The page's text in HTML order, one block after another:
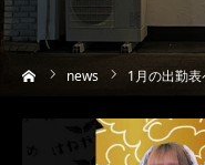
news 1月の出勤